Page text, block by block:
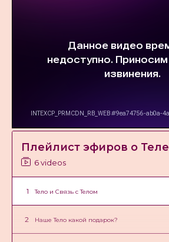
Плейлист эфиров о Теле
6 videos
1 Тело и Связь с Телом
2 Наше Тело какой подарок?